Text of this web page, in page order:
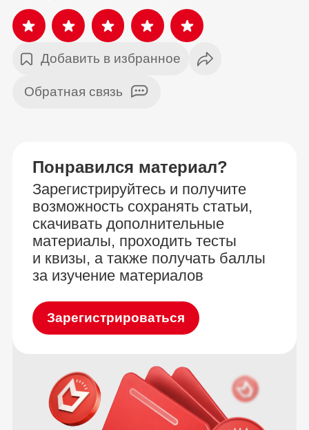
Добавить в избранное
Обратная связь
Понравился материал?
Зарегистрируйтесь и получите
возможность сохранять статьи,
скачивать дополнительные
материалы, проходить тесты
и квизы, а также получать баллы
за изучение материалов
Зарегистрироваться